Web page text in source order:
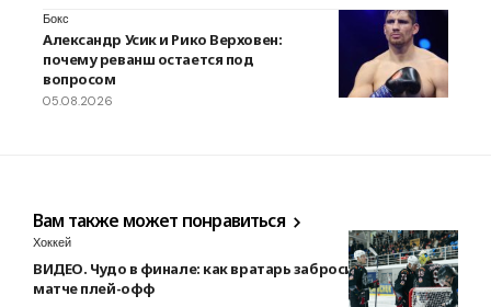
Бокс
Александр Усик и Рико Верховен:
почему реванш остается под
вопросом
05.08.2026
Вам также может понравиться
Хоккей
ВИДЕО. Чудо в финале: как вратарь забросил шайбу в
матче плей-офф